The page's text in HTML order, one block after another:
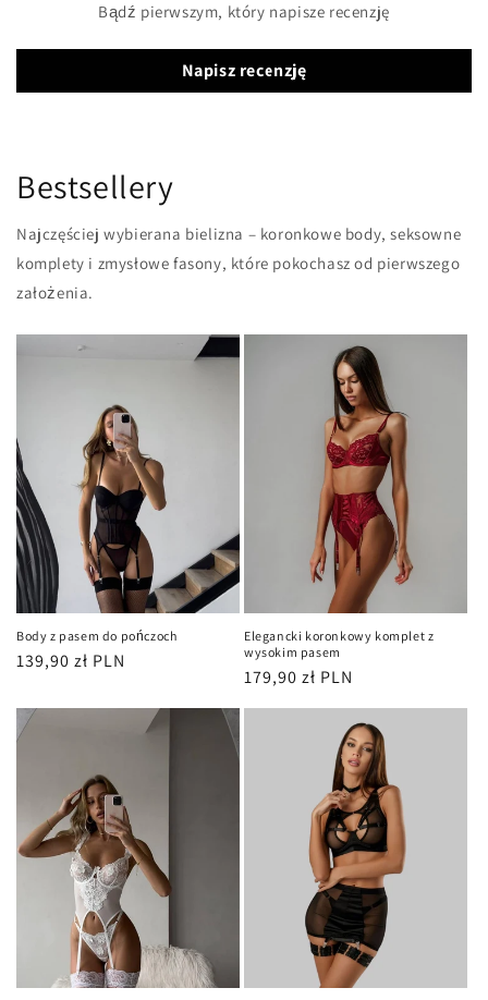
Bądź pierwszym, który napisze recenzję
Napisz recenzję
Bestsellery
Najczęściej wybierana bielizna – koronkowe body, seksowne
komplety i zmysłowe fasony, które pokochasz od pierwszego
założenia.
Body z pasem do pończoch
Cena
139,90 zł PLN
Elegancki koronkowy komplet z
wysokim pasem
Cena
179,90 zł PLN